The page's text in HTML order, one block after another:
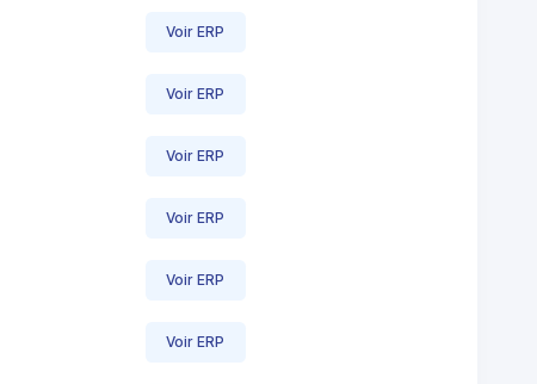
Voir ERP
Voir ERP
Voir ERP
Voir ERP
Voir ERP
Voir ERP